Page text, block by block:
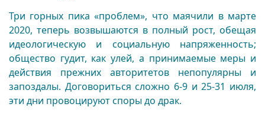
Три горных пика «проблем», что маячили в марте
2020, теперь возвышаются в полный рост, обещая
идеологическую и социальную напряженность;
общество гудит, как улей, а принимаемые меры и
действия прежних авторитетов непопулярны и
запоздалы. Договориться сложно 6-9 и 25-31 июля,
эти дни провоцируют споры до драк.